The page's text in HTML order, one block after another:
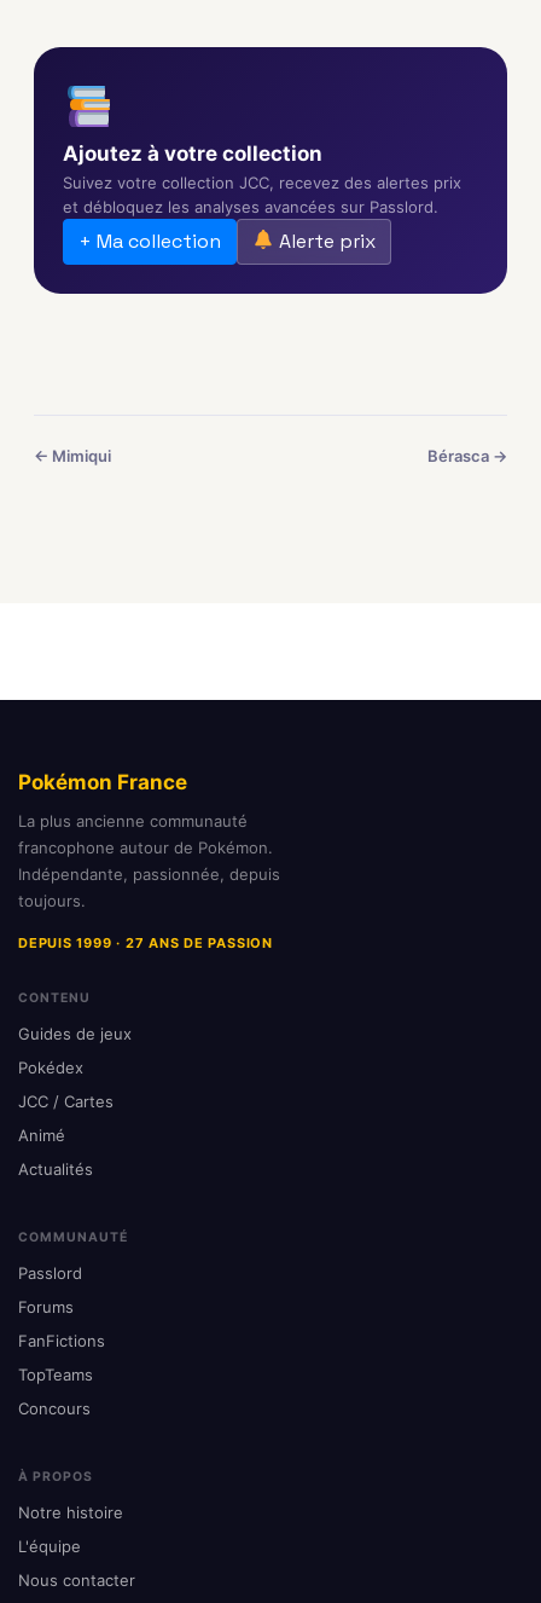
Ajoutez à votre collection
Suivez votre collection JCC, recevez des alertes prix
et débloquez les analyses avancées sur Passlord.
+ Ma collection Alerte prix
← Mimiqui Bérasca →
Pokémon France
La plus ancienne communauté
francophone autour de Pokémon.
Indépendante, passionnée, depuis
toujours.
DEPUIS 1999 · 27 ANS DE PASSION
CONTENU
Guides de jeux
Pokédex
JCC / Cartes
Animé
Actualités
COMMUNAUTÉ
Passlord
Forums
FanFictions
TopTeams
Concours
À PROPOS
Notre histoire
L'équipe
Nous contacter